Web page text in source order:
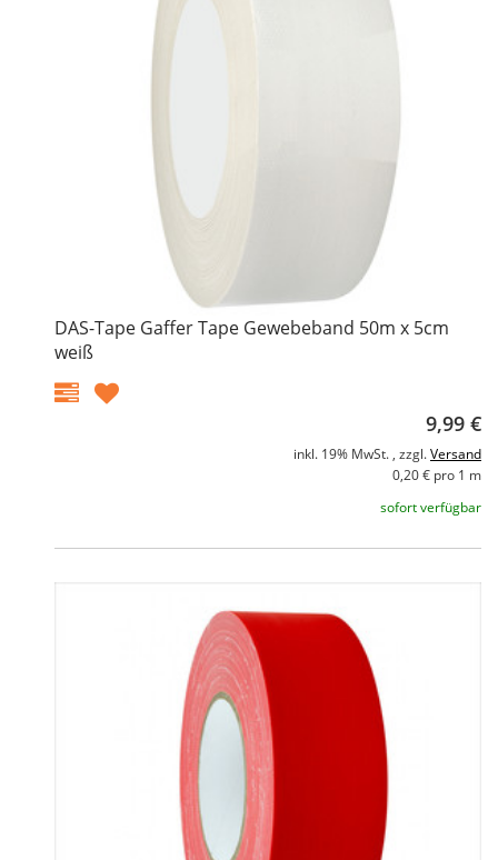
DAS-Tape Gaffer Tape Gewebeband 50m x 5cm
weiß
9,99 €
inkl. 19% MwSt. , zzgl. Versand
0,20 € pro 1 m
sofort verfügbar